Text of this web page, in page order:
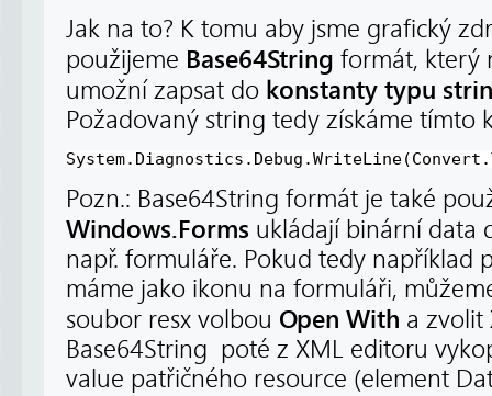
Jak na to? K tomu aby jsme grafický
použijeme Base64String formát, který
umožní zapsat do konstanty typu
Požadovaný string tedy získáme tímto
Pozn.: Base64String formát je také
Windows.Forms ukládají binární data
např. formuláře. Pokud tedy například
máme jako ikonu na formuláři,
soubor resx volbou Open With a zvolit
Base64String poté z XML editoru
value patřičného resource (element